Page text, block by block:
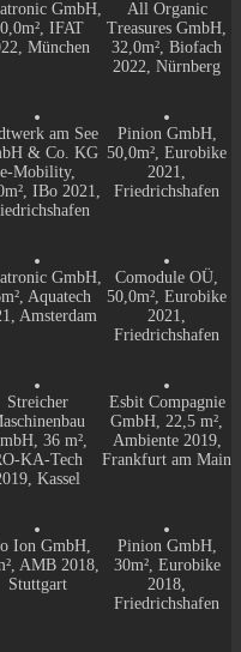
GmbH,
IFAT
München
All Organic
Treasures GmbH,
32,0m², Biofach
2022, Nürnberg
am See
& Co. KG
e-Mobility,
IBo 2021,
Pinion GmbH,
50,0m², Eurobike
2021,
Friedrichshafen
GmbH,
Aquatech
Amsterdam
Comodule OÜ,
50,0m², Eurobike
2021,
Friedrichshafen
Streicher
36 m²,
KA-Tech
Kassel
Esbit Compagnie
GmbH, 22,5 m²,
Ambiente 2019,
Frankfurt am Main
Ion GmbH,
AMB 2018,
Stuttgart
Pinion GmbH,
30m², Eurobike
2018,
Friedrichshafen